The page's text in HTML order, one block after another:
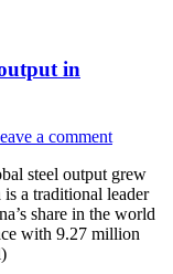
in
a comment
steel output grew
a traditional leader
share in the world
with 9.27 million